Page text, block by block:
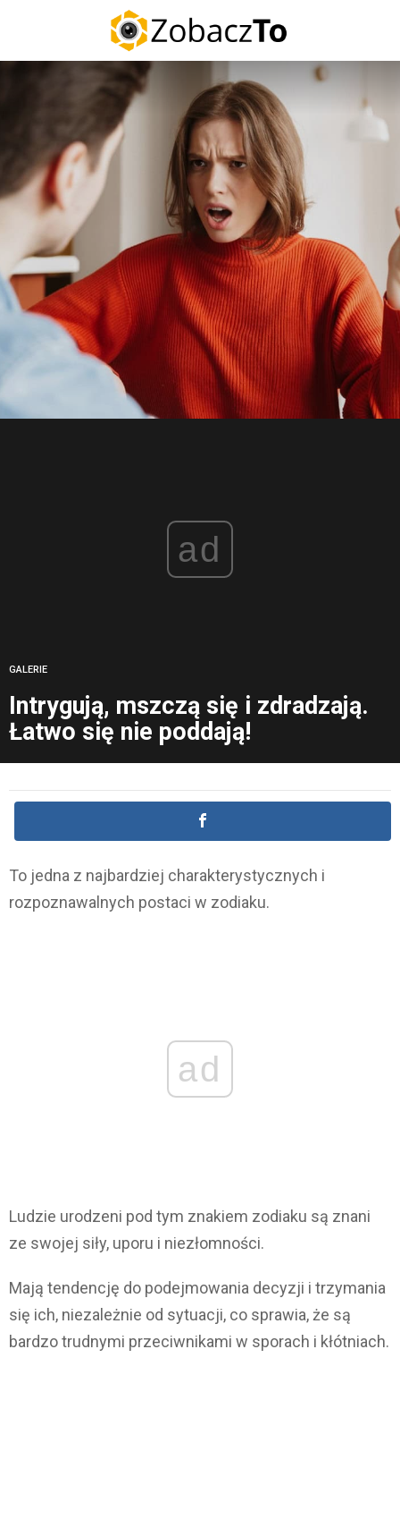
ad
GALERIE
Intrygują, mszczą się i zdradzają.
Łatwo się nie poddają!
To jedna z najbardziej charakterystycznych i
rozpoznawalnych postaci w zodiaku.
ad
Ludzie urodzeni pod tym znakiem zodiaku są znani
ze swojej siły, uporu i niezłomności.
Mają tendencję do podejmowania decyzji i trzymania
się ich, niezależnie od sytuacji, co sprawia, że są
bardzo trudnymi przeciwnikami w sporach i kłótniach.